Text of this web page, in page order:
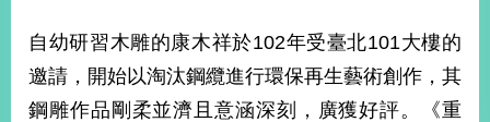
和
平
護
照
自幼研習木雕的康木祥於102年受臺北101大樓的
邀請，開始以淘汰鋼纜進行環保再生藝術創作，其
鋼雕作品剛柔並濟且意涵深刻，廣獲好評。《重